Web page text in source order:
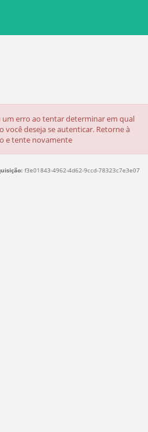
um erro ao tentar determinar em qual
você deseja se autenticar. Retorne à
e tente novamente
f3e01843-4962-4d62-9ccd-78323c7e3e07